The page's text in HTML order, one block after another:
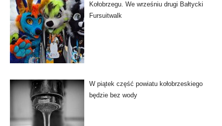
Kołobrzegu. We wrześniu drugi Bałtycki
Fursuitwalk
W piątek część powiatu kołobrzeskiego
będzie bez wody